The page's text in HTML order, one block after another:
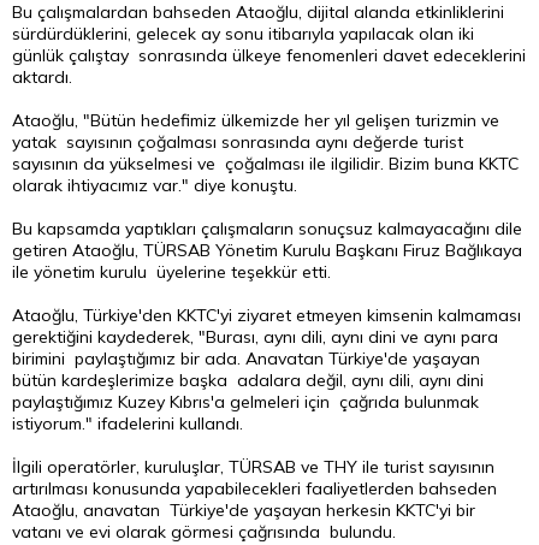
Bu çalışmalardan bahseden Ataoğlu, dijital alanda etkinliklerini
sürdürdüklerini, gelecek ay sonu itibarıyla yapılacak olan iki
günlük çalıştay sonrasında ülkeye fenomenleri davet edeceklerini
aktardı.
Ataoğlu, "Bütün hedefimiz ülkemizde her yıl gelişen turizmin ve
yatak sayısının çoğalması sonrasında aynı değerde turist
sayısının da yükselmesi ve çoğalması ile ilgilidir. Bizim buna KKTC
olarak ihtiyacımız var." diye konuştu.
Bu kapsamda yaptıkları çalışmaların sonuçsuz kalmayacağını dile
getiren Ataoğlu, TÜRSAB Yönetim Kurulu Başkanı Firuz Bağlıkaya
ile yönetim kurulu üyelerine teşekkür etti.
Ataoğlu, Türkiye'den KKTC'yi ziyaret etmeyen kimsenin kalmaması
gerektiğini kaydederek, "Burası, aynı dili, aynı dini ve aynı para
birimini paylaştığımız bir ada. Anavatan Türkiye'de yaşayan
bütün kardeşlerimize başka adalara değil, aynı dili, aynı dini
paylaştığımız Kuzey Kıbrıs'a gelmeleri için çağrıda bulunmak
istiyorum." ifadelerini kullandı.
İlgili operatörler, kuruluşlar, TÜRSAB ve THY ile turist sayısının
artırılması konusunda yapabilecekleri faaliyetlerden bahseden
Ataoğlu, anavatan Türkiye'de yaşayan herkesin KKTC'yi bir
vatanı ve evi olarak görmesi çağrısında bulundu.